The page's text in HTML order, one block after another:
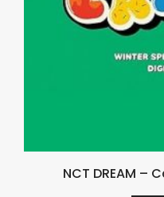
NCT DREAM –